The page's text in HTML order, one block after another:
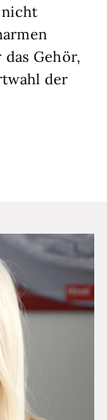
nicht
Gehör,
der